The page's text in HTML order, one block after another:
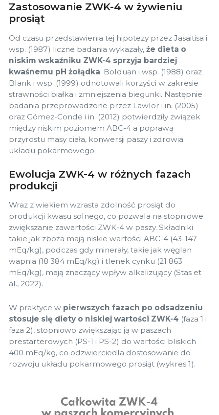
Zastosowanie ZWK-4 w żywieniu
prosiąt
Od czasu przedstawienia tej hipotezy przez Jasaitisa i
wsp. (1987) liczne badania wykazały, że dieta o
niskim wskaźniku ZWK-4 sprzyja bardziej
kwaśnemu pH żołądka. Bolduan i wsp. (1988) oraz
Blank i wsp. (1999) odnotowali korzyści w zakresie
strawności białka i zmniejszenia biegunki. Następnie
badania przeprowadzone przez Lawlor i in. (2005)
oraz Gómez-Conde i in. (2012) potwierdziły związek
między niskim poziomem ABC-4 a poprawą
przyrostu masy ciała, konwersji paszy i zdrowia
układu pokarmowego.
Ewolucja ZWK-4 w różnych fazach
produkcji
Wraz z wiekiem wzrasta zdolność prosiąt do
produkcji kwasu solnego, co pozwala na stopniowe
zwiększanie zawartości ZWK-4 w paszy. Składniki
takie jak zboża mają niskie wartości ABC-4 (43-147
mEq/kg), podczas gdy minerały, takie jak węglan
wapnia (18 384 mEq/kg) i tlenek cynku (21 863
mEq/kg), mają znaczący wpływ alkalizujący (Stas et
al., 2022).
W praktyce w pierwszych fazach po odsadzeniu
stosuje się diety o niskiej wartości ZWK-4 (faza 1 i
faza 2), stopniowo zwiększając ją w paszach
prestarterowych (PS-1 i PS-2) do wartości bliskich
400 mEq/kg, co odzwierciedla dostosowanie do
rozwoju układu pokarmowego prosiąt (wykres 1).